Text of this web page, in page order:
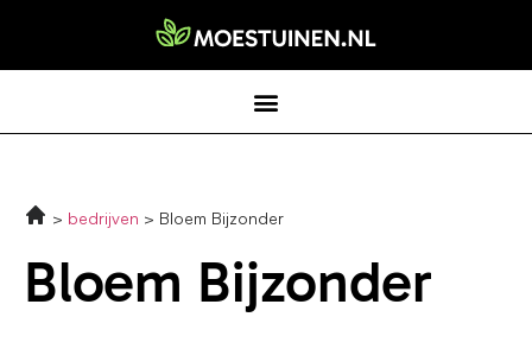
bedrijven Bloem Bijzonder
Bloem Bijzonder